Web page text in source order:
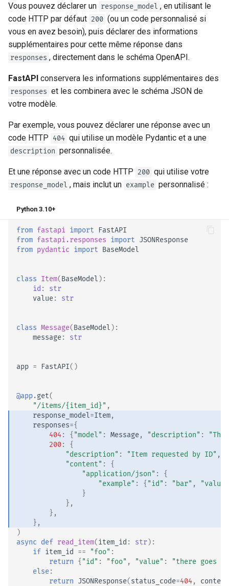
Vous pouvez déclarer un response_model , en utilisant le
code HTTP par défaut 200 (ou un code personnalisé si
vous en avez besoin), puis déclarer des informations
supplémentaires pour cette même réponse dans
responses , directement dans le schéma OpenAPI.
FastAPI conservera les informations supplémentaires des
responses et les combinera avec le schéma JSON de
votre modèle.
Par exemple, vous pouvez déclarer une réponse avec un
code HTTP 404 qui utilise un modèle Pydantic et a une
description personnalisée.
Et une réponse avec un code HTTP 200 qui utilise votre
response_model , mais inclut un example personnalisé :
Python 3.10+
from fastapi import
FastAPI
from fastapi.responses import JSONResponse
from pydantic import BaseModel
class Item(BaseModel ):
id :
str
value: str
class Message(BaseModel ):
message: str
app = FastAPI()
@app.get(
"/items/{item_id}" ,
response_model=Item,
responses={
404: { "model" : Message, "description" :
200:
{
"description" : "Item requested by ID" ,
"content" :
{
"application/json" :
{
"example" : { "id" : "bar" ,
"value"
}
},
},
},
)
async def read_item(item_id : str):
if item_id == "foo" :
return { "id" : "foo" , "value" :
"there goes
else:
return JSONResponse(status_code=404, content